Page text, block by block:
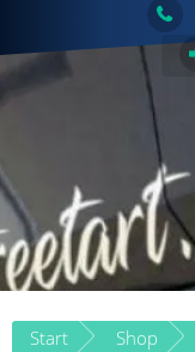
Start Shop